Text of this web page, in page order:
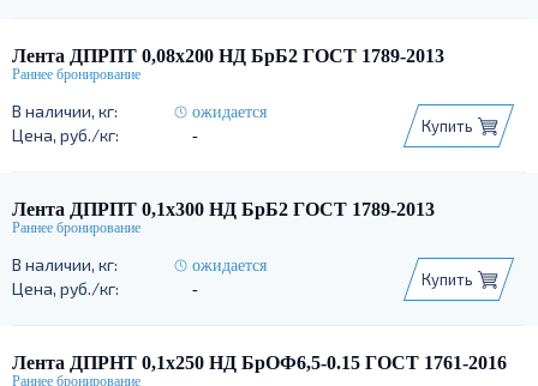
Лента ДПРПТ 0,08х200 НД БрБ2 ГОСТ 1789-2013
ожидается
-
Купить
Лента ДПРПТ 0,1х300 НД БрБ2 ГОСТ 1789-2013
ожидается
-
Купить
Лента ДПРНТ 0,1х250 НД БрОФ6,5-0.15 ГОСТ 1761-2016